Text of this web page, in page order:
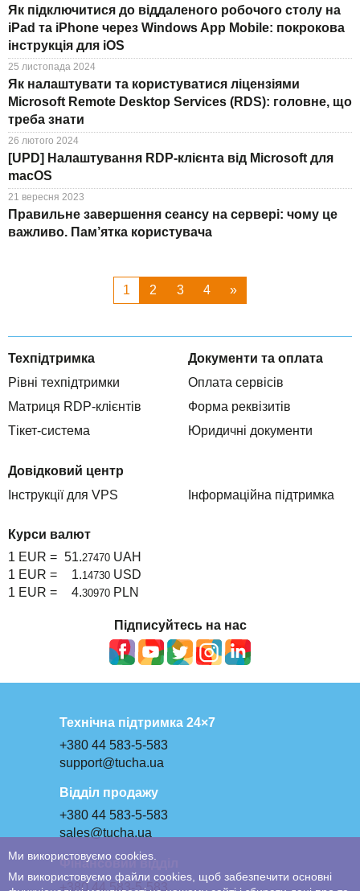
Як підключитися до віддаленого робочого столу на
iPad та iPhone через Windows App Mobile: покрокова
інструкція для iOS
25 листопада 2024
Як налаштувати та користуватися ліцензіями
Microsoft Remote Desktop Services (RDS): головне, що
треба знати
26 лютого 2024
[UPD] Налаштування RDP-клієнта від Microsoft для
macOS
21 вересня 2023
Правильне завершення сеансу на сервері: чому це
важливо. Пам’ятка користувача
1 2 3 4 »
Техпідтримка
Рівні техпідтримки
Матриця RDP-клієнтів
Тікет-система
Документи та оплата
Оплата сервісів
Форма реквізитів
Юридичні документи
Довідковий центр
Інструкції для VPS
Інформаційна підтримка
Курси валют
1 EUR = 51.27470 UAH
1 EUR =
1.14730 USD
1 EUR =
4.30970 PLN
Підписуйтесь на нас
Технічна підтримка 24×7
+380 44 583-5-583
support@tucha.ua
Відділ продажу
+380 44 583-5-583
sales@tucha.ua
Фінансовий відділ
+380 44 583-5-583
Ми використовуємо cookies.
Ми використовуємо файли cookies, щоб забезпечити основні